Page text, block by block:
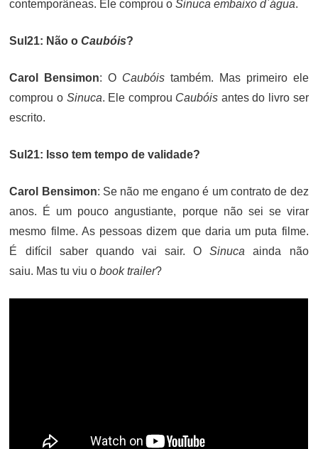
contemporâneas. Ele comprou oSinuca embaixo d`água.
Sul21: Não oCaubóis?
Carol Bensimon: O Caubóis também. Mas primeiro ele
comprou o Sinuca. Ele comprou Caubóis antes do livro ser
escrito.
Sul21: Isso tem tempo de validade?
Carol Bensimon: Se não me engano é um contrato de dez
anos. É um pouco angustiante, porque não sei se virar
mesmo filme. As pessoas dizem que daria um puta filme.
É difícil saber quando vai sair. OSinuca ainda não
saiu. Mas tu viu o book trailer?